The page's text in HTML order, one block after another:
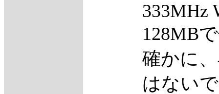
333MHz
128MB
確かに
はない